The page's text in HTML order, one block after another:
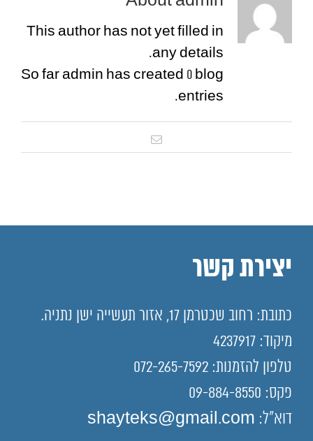
This author has not yet filled in
any details.
So far admin has created 0 blog
entries.
Email
יצירת קשר
כתובת: רחוב שכטרמן 17, אזור תעשייה ישן נתניה.
מיקוד: 4237917
טלפון להזמנות: 072-265-7592
פקס: 09-884-8550
דוא"ל: shayteks@gmail.com